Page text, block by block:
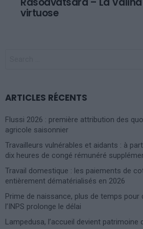
virtuose
ARTICLES RÉCENTS
Flussi 2026 : première attribution des
agricole saisonnier
Travailleurs vulnérables et aidants : à
dix heures de congé rémunéré
Travail domestique : les paiements de
entièrement dématérialisés en 2026
Prime de naissance, plus de temps pour
l’INPS prolonge le délai
Lampedusa, l’accueil devient patrimoine